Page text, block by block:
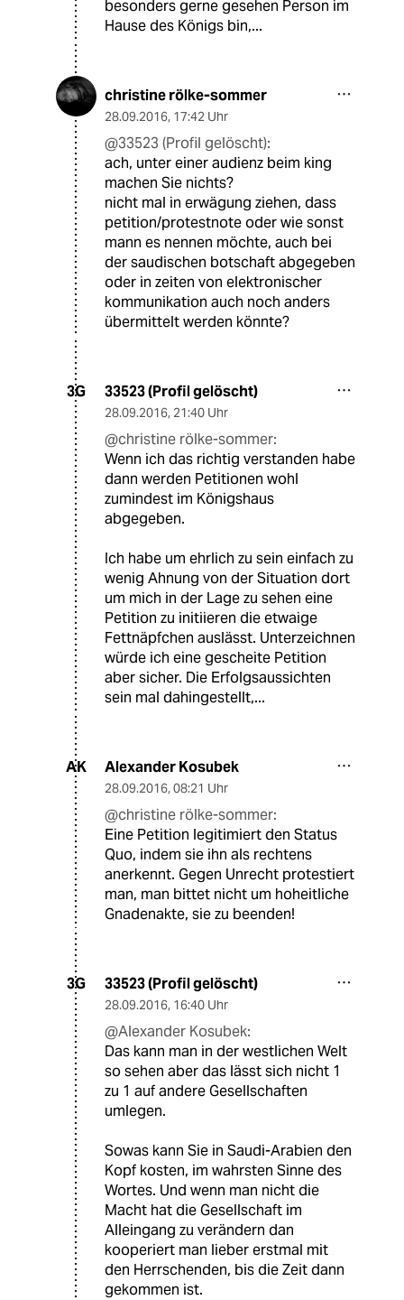
besonders gerne gesehen Person im
Hause des Königs bin,...
christine rölke-sommer
28.09.2016, 17:42 Uhr
@33523 (Profil gelöscht):
ach, unter einer audienz beim king
machen Sie nichts?
nicht mal in erwägung ziehen, dass
petition/protestnote oder wie sonst
mann es nennen möchte, auch bei
der saudischen botschaft abgegeben
oder in zeiten von elektronischer
kommunikation auch noch anders
übermittelt werden könnte?
3G 33523 (Profil gelöscht)
28.09.2016, 21:40 Uhr
@christine rölke-sommer:
Wenn ich das richtig verstanden habe
dann werden Petitionen wohl
zumindest im Königshaus
abgegeben.
Ich habe um ehrlich zu sein einfach zu
wenig Ahnung von der Situation dort
um mich in der Lage zu sehen eine
Petition zu initiieren die etwaige
Fettnäpfchen auslässt. Unterzeichnen
würde ich eine gescheite Petition
aber sicher. Die Erfolgsaussichten
sein mal dahingestellt,...
AK Alexander Kosubek
28.09.2016, 08:21 Uhr
@christine rölke-sommer:
Eine Petition legitimiert den Status
Quo, indem sie ihn als rechtens
anerkennt. Gegen Unrecht protestiert
man, man bittet nicht um hoheitliche
Gnadenakte, sie zu beenden!
3G 33523 (Profil gelöscht)
28.09.2016, 16:40 Uhr
@Alexander Kosubek:
Das kann man in der westlichen Welt
so sehen aber das lässt sich nicht 1
zu 1 auf andere Gesellschaften
umlegen.
Sowas kann Sie in Saudi-Arabien den
Kopf kosten, im wahrsten Sinne des
Wortes. Und wenn man nicht die
Macht hat die Gesellschaft im
Alleingang zu verändern dan
kooperiert man lieber erstmal mit
den Herrschenden, bis die Zeit dann
gekommen ist.